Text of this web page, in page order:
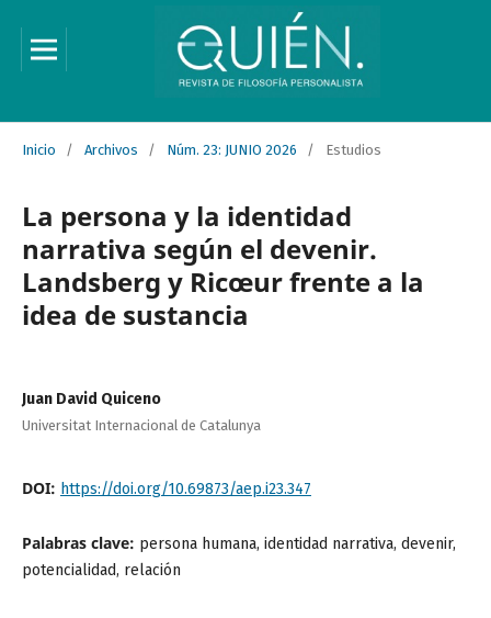
Inicio / Archivos / Núm. 23: JUNIO 2026 / Estudios
La persona y la identidad
narrativa según el devenir.
Landsberg y Ricœur frente a la
idea de sustancia
Juan David Quiceno
Universitat Internacional de Catalunya
DOI: https://doi.org/10.69873/aep.i23.347
Palabras clave: persona humana, identidad narrativa, devenir,
potencialidad, relación